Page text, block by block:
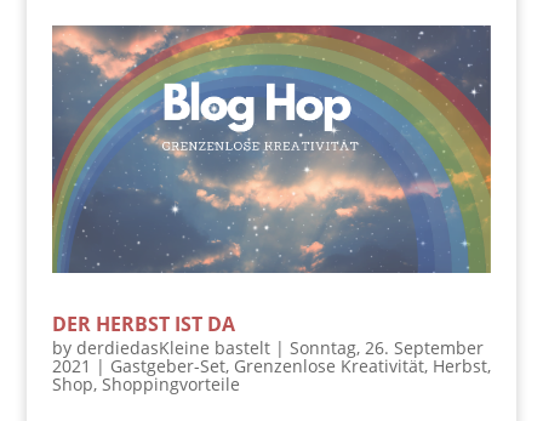
DER HERBST IST DA
by derdiedasKleine bastelt| Sonntag, 26. September
2021 | Gastgeber-Set, Grenzenlose Kreativität, Herbst,
Shop,Shoppingvorteile